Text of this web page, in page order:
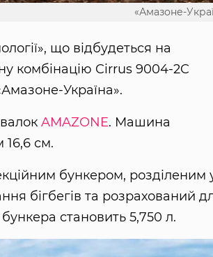
«Амазоне-
що відбудеться на
комбінацію Cirrus 9004-2C
Україна».
AMAZONE. Машина
см.
бункером, розділеним
бігбегів та розрахований
становить 5,750 л.